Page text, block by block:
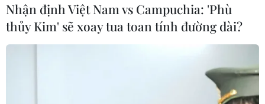
Nhận định Việt Nam vs Campuchia: 'Phù
thủy Kim' sẽ xoay tua toan tính đường dài?